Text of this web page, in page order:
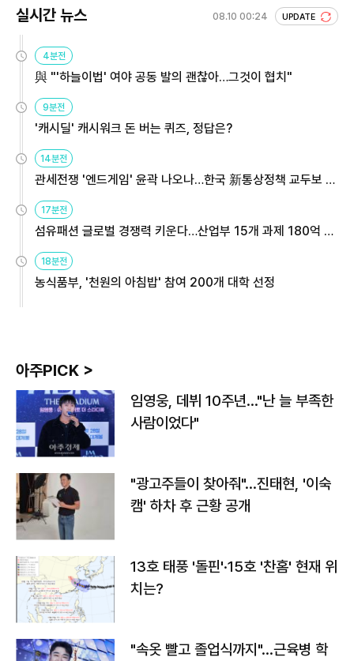
실시간 뉴스 08.10 00:24 UPDATE
4분전
與 "'하늘이법' 여야 공동 발의 괜찮아…그것이 협치"
9분전
'캐시딜' 캐시워크 돈 버는 퀴즈, 정답은?
14분전
관세전쟁 '엔드게임' 윤곽 나오나…한국 新통상정책 교두보 활
용해야
17분전
섬유패션 글로벌 경쟁력 키운다…산업부 15개 과제 180억 지
원
18분전
농식품부, '천원의 아침밥' 참여 200개 대학 선정
아주PICK >
임영웅, 데뷔 10주년…"난 늘 부족한
사람이었다"
"광고주들이 찾아줘"…진태현, '이숙
캠' 하차 후 근황 공개
13호 태풍 '돌핀'·15호 '찬홈' 현재 위
치는?
"속옷 빨고 졸업식까지"…근육병 학